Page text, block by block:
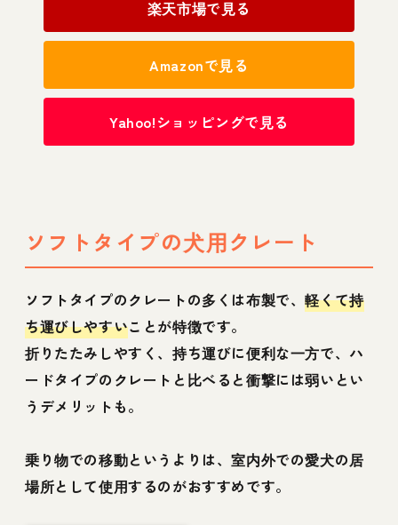
楽天市場で見る
Amazonで見る
Yahoo!ショッピングで見る
ソフトタイプの犬用クレート
ソフトタイプのクレートの多くは布製で、軽くて持
ち運びしやすいことが特徴です。
折りたたみしやすく、持ち運びに便利な一方で、ハ
ードタイプのクレートと比べると衝撃には弱いとい
うデメリットも。
乗り物での移動というよりは、室内外での愛犬の居
場所として使用するのがおすすめです。